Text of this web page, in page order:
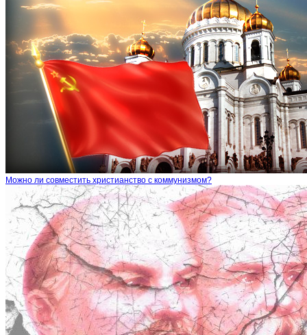
Можно ли совместить христианство с коммунизмом?